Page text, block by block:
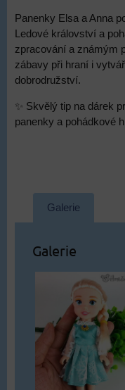
Panenky Elsa a Anna
Ledové království a
zpracování a známým
zábavy při hraní i
dobrodružství.
✨ Skvělý tip na dárek
panenky a pohádkové
Galerie
Galerie